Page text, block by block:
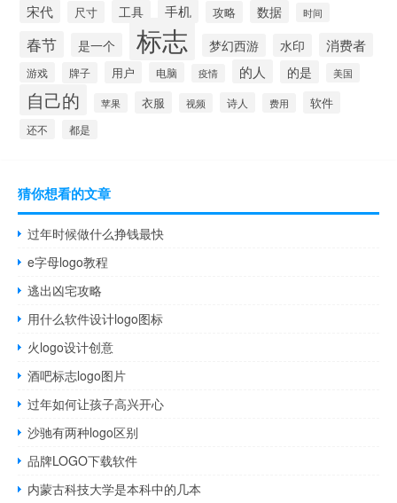
宋代 尺寸 工具 手机 攻略 数据 时间
春节 是一个 标志 梦幻西游 水印 消费者
游戏 牌子 用户 电脑 疫情 的人 的是 美国
自己的 苹果 衣服 视频 诗人 费用 软件
还不 都是
猜你想看的文章
过年时候做什么挣钱最快
e字母logo教程
逃出凶宅攻略
用什么软件设计logo图标
火logo设计创意
酒吧标志logo图片
过年如何让孩子高兴开心
沙驰有两种logo区别
品牌LOGO下载软件
内蒙古科技大学是本科中的几本